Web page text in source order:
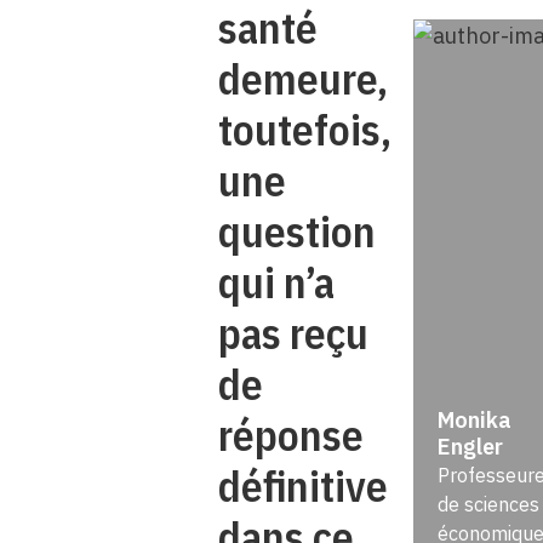
santé
demeure,
toutefois,
une
question
qui n’a
pas reçu
de
réponse
définitive
Monika
Engler
de sciences